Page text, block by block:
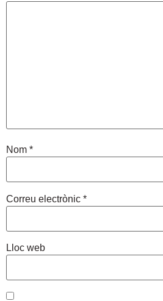
Nom *
Correu electrònic *
Lloc web